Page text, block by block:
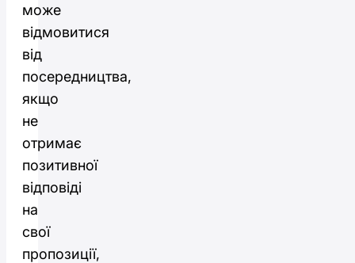
може
відмовитися
від
посередництва,
якщо
не
отримає
позитивної
відповіді
на
свої
пропозиції,